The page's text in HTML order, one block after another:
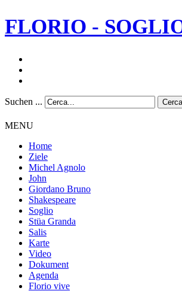
FLORIO -
Suchen ... Cerca
MENU
Home
Ziele
Michel Agnolo
John
Giordano Bruno
Shakespeare
Soglio
Stüa Granda
Salis
Karte
Video
Dokument
Agenda
Florio vive